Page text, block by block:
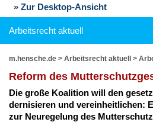
» Zur Desktop-Ansicht
Arbeitsrecht aktuell
m.hensche.de > Arbeitsrecht aktuell >
Re­form des
Die gro­ße Ko­ali­ti­on will den
der­ni­sie­ren und ver­ein­heit­li­chen:
zur Neu­re­ge­lung des